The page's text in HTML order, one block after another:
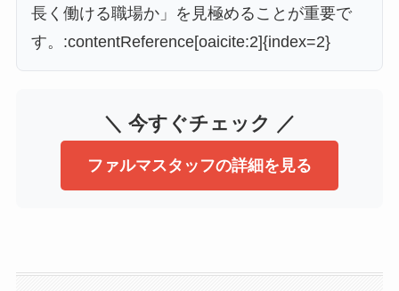
長く働ける職場か」を見極めることが重要で
す。:contentReference[oaicite:2]{index=2}
＼ 今すぐチェック ／
ファルマスタッフの詳細を見る